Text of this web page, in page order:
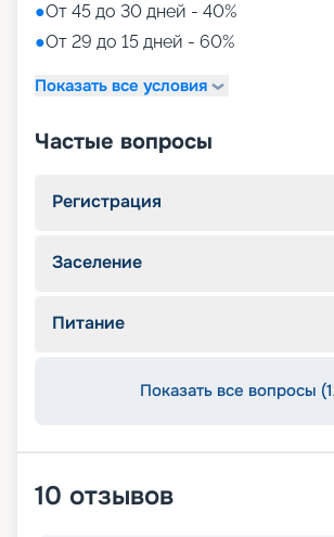
●От 45 до 30 дней - 40%
●От 29 до 15 дней - 60%
Показать все условия
Частые вопросы
Регистрация
Заселение
Питание
Показать все вопросы
10 отзывов